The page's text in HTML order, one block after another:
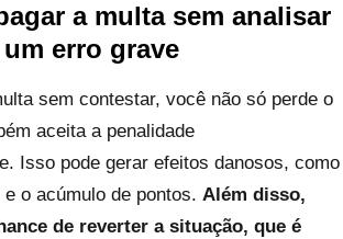
a multa sem analisar
erro grave
sem contestar, você não só perde o
aceita a penalidade
Isso pode gerar efeitos danosos, como
o acúmulo de pontos. Além disso,
de reverter a situação, que é